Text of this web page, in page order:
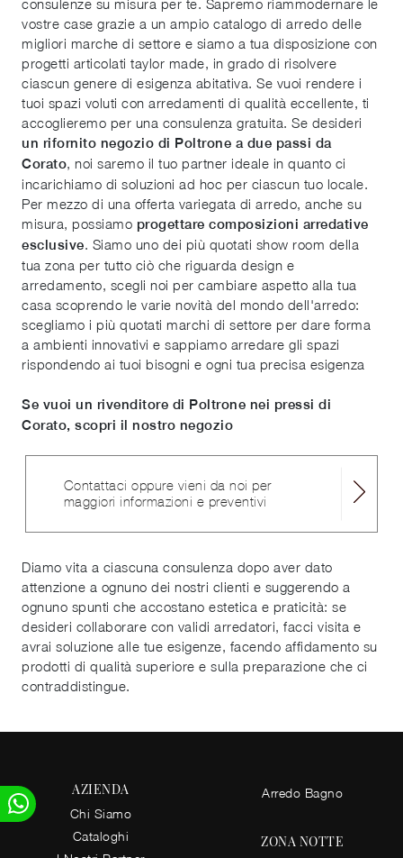
consulenze su misura per te. Sapremo riammodernare le
vostre case grazie a un ampio catalogo di arredo delle
migliori marche di settore e siamo a tua disposizione con
progetti articolati taylor made, in grado di risolvere
ciascun genere di esigenza abitativa. Se vuoi rendere i
tuoi spazi voluti con arredamenti di qualità eccellente, ti
accoglieremo per una consulenza gratuita. Se desideri
un rifornito negozio di Poltrone a due passi da
Corato, noi saremo il tuo partner ideale in quanto ci
incarichiamo di soluzioni ad hoc per ciascun tuo locale.
Per mezzo di una offerta variegata di arredo, anche su
misura, possiamo progettare composizioni arredative
esclusive. Siamo uno dei più quotati show room della
tua zona per tutto ciò che riguarda design e
arredamento, scegli noi per cambiare aspetto alla tua
casa scoprendo le varie novità del mondo dell'arredo:
scegliamo i più quotati marchi di settore per dare forma
a ambienti innovativi e sappiamo arredare gli spazi
rispondendo ai tuoi bisogni e ogni tua precisa esigenza
Se vuoi un rivenditore di Poltrone nei pressi di
Corato, scopri il nostro negozio
Contattaci oppure vieni da noi per
maggiori informazioni e preventivi
Diamo vita a ciascuna consulenza dopo aver dato
attenzione a ognuno dei nostri clienti e suggerendo a
ognuno spunti che accostano estetica e praticità: se
desideri collaborare con validi arredatori, facci visita e
avrai soluzione alle tue esigenze, facendo affidamento su
prodotti di qualità superiore e sulla preparazione che ci
contraddistingue.
AZIENDA
Chi Siamo
Cataloghi
Arredo Bagno
ZONA NOTTE